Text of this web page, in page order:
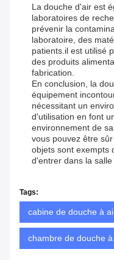
La douche d'air est
laboratoires de
prévenir la
laboratoire, des
patients.il est utilisé
des produits
fabrication.
En conclusion, la
équipement
nécessitant un
d'utilisation en font
environnement de
vous pouvez être
objets sont exempts
d'entrer dans la salle
Tags:
cabine de douche à
chambre de douche